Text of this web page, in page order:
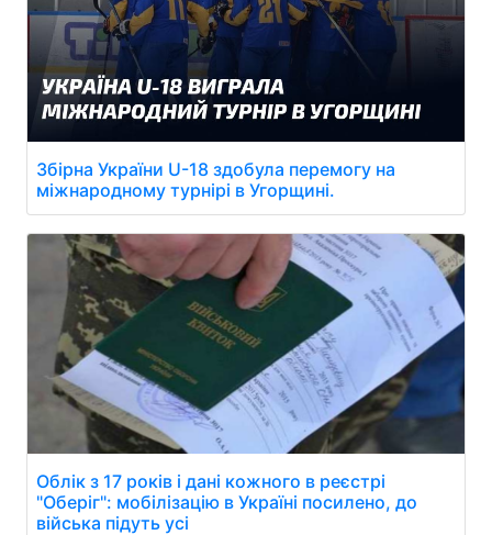
Збірна України U-18 здобула перемогу на
міжнародному турнірі в Угорщині.
Облік з 17 років і дані кожного в реєстрі
"Оберіг": мобілізацію в Україні посилено, до
війська підуть усі